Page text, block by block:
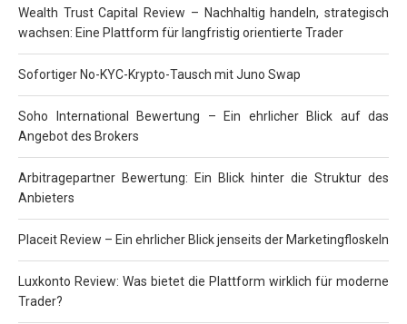
Wealth Trust Capital Review – Nachhaltig handeln, strategisch
wachsen: Eine Plattform für langfristig orientierte Trader
Sofortiger No-KYC-Krypto-Tausch mit Juno Swap
Soho International Bewertung – Ein ehrlicher Blick auf das
Angebot des Brokers
Arbitragepartner Bewertung: Ein Blick hinter die Struktur des
Anbieters
Placeit Review – Ein ehrlicher Blick jenseits der Marketingfloskeln
Luxkonto Review: Was bietet die Plattform wirklich für moderne
Trader?